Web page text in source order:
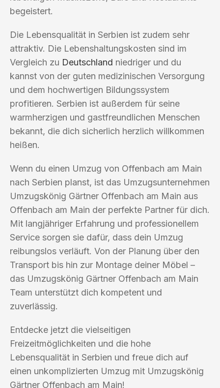
begeistert.
Die Lebensqualität in Serbien ist zudem sehr
attraktiv. Die Lebenshaltungskosten sind im
Vergleich zu Deutschland niedriger und du
kannst von der guten medizinischen Versorgung
und dem hochwertigen Bildungssystem
profitieren. Serbien ist außerdem für seine
warmherzigen und gastfreundlichen Menschen
bekannt, die dich sicherlich herzlich willkommen
heißen.
Wenn du einen Umzug von Offenbach am Main
nach Serbien planst, ist das Umzugsunternehmen
Umzugskönig Gärtner Offenbach am Main aus
Offenbach am Main der perfekte Partner für dich.
Mit langjähriger Erfahrung und professionellem
Service sorgen sie dafür, dass dein Umzug
reibungslos verläuft. Von der Planung über den
Transport bis hin zur Montage deiner Möbel –
das Umzugskönig Gärtner Offenbach am Main
Team unterstützt dich kompetent und
zuverlässig.
Entdecke jetzt die vielseitigen
Freizeitmöglichkeiten und die hohe
Lebensqualität in Serbien und freue dich auf
einen unkomplizierten Umzug mit Umzugskönig
Gärtner Offenbach am Main!